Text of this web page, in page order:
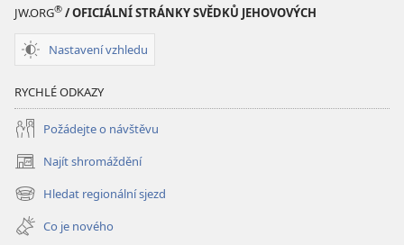
JW.ORG® / OFICIÁLNÍ STRÁNKY SVĚDKŮ JEHOVOVÝCH
Nastavení vzhledu
RYCHLÉ ODKAZY
Požádejte o návštěvu
Najít shromáždění
(otevřeno
nové
okno)
Hledat regionální sjezd
(otevřeno
nové
okno)
Co je nového